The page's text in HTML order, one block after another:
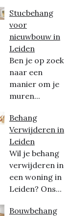
Stucbehang
voor
nieuwbouw in
Leiden
Ben je op zoek
naar een
manier om je
muren...
Behang
Verwijderen in
Leiden
Wil je behang
verwijderen in
een woning in
Leiden? Ons...
Bouwbehang